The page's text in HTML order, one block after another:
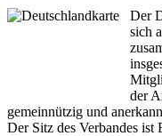
Der
sich
der
gemeinnützig und
Der Sitz des Verbandes